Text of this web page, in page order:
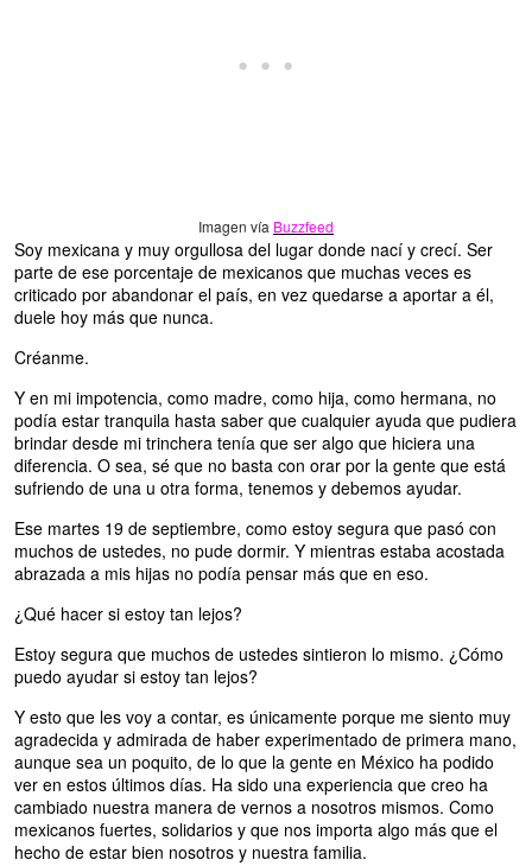
Imagen vía Buzzfeed
Soy mexicana y muy orgullosa del lugar donde nací y crecí. Ser
parte de ese porcentaje de mexicanos que muchas veces es
criticado por abandonar el país, en vez quedarse a aportar a él,
duele hoy más que nunca.
Créanme.
Y en mi impotencia, como madre, como hija, como hermana, no
podía estar tranquila hasta saber que cualquier ayuda que pudiera
brindar desde mi trinchera tenía que ser algo que hiciera una
diferencia. O sea, sé que no basta con orar por la gente que está
sufriendo de una u otra forma, tenemos y debemos ayudar.
Ese martes 19 de septiembre, como estoy segura que pasó con
muchos de ustedes, no pude dormir. Y mientras estaba acostada
abrazada a mis hijas no podía pensar más que en eso.
¿Qué hacer si estoy tan lejos?
Estoy segura que muchos de ustedes sintieron lo mismo. ¿Cómo
puedo ayudar si estoy tan lejos?
Y esto que les voy a contar, es únicamente porque me siento muy
agradecida y admirada de haber experimentado de primera mano,
aunque sea un poquito, de lo que la gente en México ha podido
ver en estos últimos días. Ha sido una experiencia que creo ha
cambiado nuestra manera de vernos a nosotros mismos. Como
mexicanos fuertes, solidarios y que nos importa algo más que el
hecho de estar bien nosotros y nuestra familia.